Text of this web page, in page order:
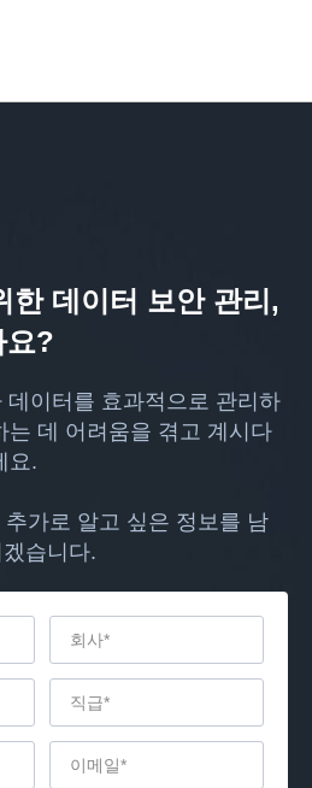
한 데이터 보안 관리,
요?
이터를 효과적으로 관리하
는 데 어려움을 겪고 계시다
요.
가로 알고 싶은 정보를 남
습니다.